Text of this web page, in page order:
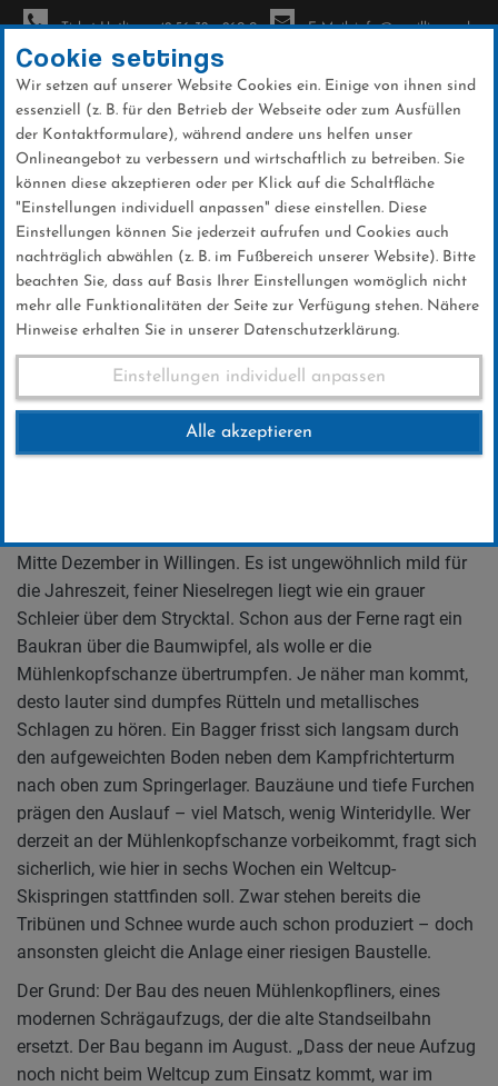
Direkt
zum
Inhalt
Ticket-Hotline: +49 56 32 - 960-0 E-Mail: info@sc-willingen.de
News
Zwischen Baukran und Bagger
19 .Dezember 2025
Mitte Dezember in Willingen. Es ist ungewöhnlich mild für
die Jahreszeit, feiner Nieselregen liegt wie ein grauer
Schleier über dem Strycktal. Schon aus der Ferne ragt ein
Baukran über die Baumwipfel, als wolle er die
Mühlenkopfschanze übertrumpfen. Je näher man kommt,
desto lauter sind dumpfes Rütteln und metallisches
Schlagen zu hören. Ein Bagger frisst sich langsam durch
den aufgeweichten Boden neben dem Kampfrichterturm
nach oben zum Springerlager. Bauzäune und tiefe Furchen
prägen den Auslauf – viel Matsch, wenig Winteridylle. Wer
derzeit an der Mühlenkopfschanze vorbeikommt, fragt sich
sicherlich, wie hier in sechs Wochen ein Weltcup-
Skispringen stattfinden soll. Zwar stehen bereits die
Tribünen und Schnee wurde auch schon produziert – doch
ansonsten gleicht die Anlage einer riesigen Baustelle.
Der Grund: Der Bau des neuen Mühlenkopfliners, eines
modernen Schrägaufzugs, der die alte Standseilbahn
ersetzt. Der Bau begann im August. „Dass der neue Aufzug
noch nicht beim Weltcup zum Einsatz kommt, war im
Cookie settings
Wir setzen auf unserer Website Cookies ein. Einige von ihnen sind
essenziell (z. B. für den Betrieb der Webseite oder zum Ausfüllen
der Kontaktformulare), während andere uns helfen unser
Onlineangebot zu verbessern und wirtschaftlich zu betreiben. Sie
können diese akzeptieren oder per Klick auf die Schaltfläche
"Einstellungen individuell anpassen" diese einstellen. Diese
Einstellungen können Sie jederzeit aufrufen und Cookies auch
nachträglich abwählen (z. B. im Fußbereich unserer Website). Bitte
beachten Sie, dass auf Basis Ihrer Einstellungen womöglich nicht
mehr alle Funktionalitäten der Seite zur Verfügung stehen. Nähere
Hinweise erhalten Sie in unserer Datenschutzerklärung.
Einstellungen individuell anpassen
Alle akzeptieren